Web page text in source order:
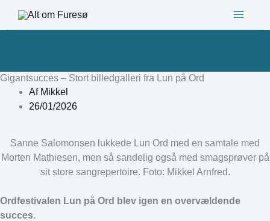
Gigantsucces – Stort billedgalleri fra Lun på Ord
AfMikkel
26/01/2026
Sanne Salomonsen lukkede Lun Ord med en samtale med
Morten Mathiesen, men så sandelig også med smagsprøver på
sit store sangrepertoire. Foto: Mikkel Arnfred.
Ordfestivalen Lun på Ord blev igen en overvældende
succes.